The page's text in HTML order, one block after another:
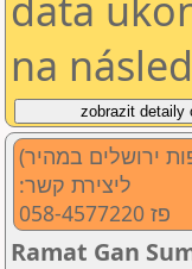
na
:ליצירת קשר
פז 058-4577220
Ramat Gan